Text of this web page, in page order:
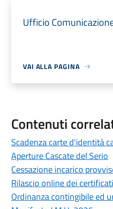
Ufficio
VAI ALLA PAGINA
Contenuti
Scadenza carte d'identità
Aperture Cascate del Serio
Cessazione incarico
Rilascio online dei
Ordinanza contingibile ed